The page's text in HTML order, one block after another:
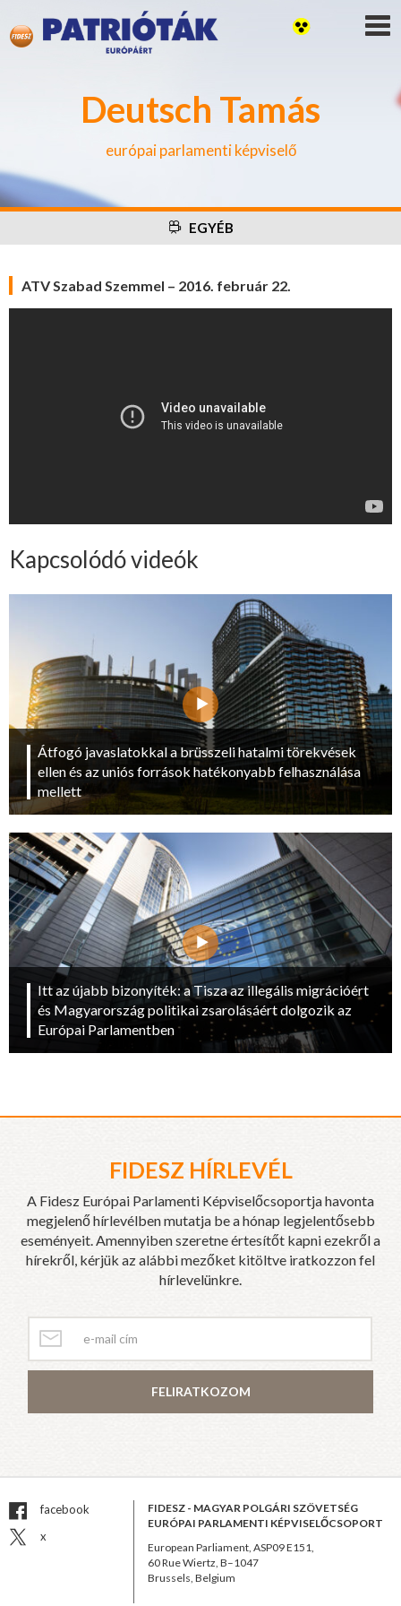
Deutsch Tamás
európai parlamenti képviselő
EGYÉB
ATV Szabad Szemmel – 2016. február 22.
Kapcsolódó videók
Átfogó javaslatokkal a brüsszeli hatalmi törekvések
ellen és az uniós források hatékonyabb felhasználása
mellett
Itt az újabb bizonyíték: a Tisza az illegális migrációért
és Magyarország politikai zsarolásáért dolgozik az
Európai Parlamentben
FIDESZ HÍRLEVÉL
A Fidesz Európai Parlamenti Képviselőcsoportja havonta
megjelenő hírlevélben mutatja be a hónap legjelentősebb
eseményeit. Amennyiben szeretne értesítőt kapni ezekről a
hírekről, kérjük az alábbi mezőket kitöltve iratkozzon fel
hírlevelünkre.
FELIRATKOZOM
facebook
x
FIDESZ - MAGYAR POLGÁRI SZÖVETSÉG
EURÓPAI PARLAMENTI KÉPVISELŐCSOPORT
European Parliament, ASP09 E151,
60 Rue Wiertz, B–1047
Brussels, Belgium